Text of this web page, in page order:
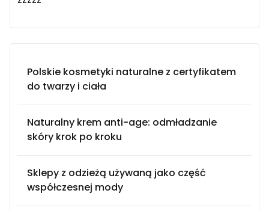
Polskie kosmetyki naturalne z certyfikatem
do twarzy i ciała
Naturalny krem anti-age: odmładzanie
skóry krok po kroku
Sklepy z odzieżą używaną jako część
współczesnej mody